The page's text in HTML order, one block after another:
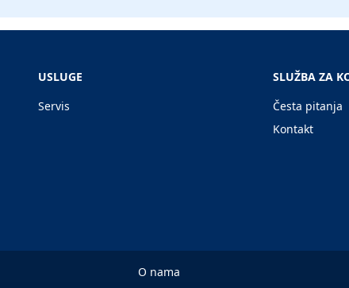
USLUGE
Servis
SLUŽBA ZA
Česta pitanja
Kontakt
O nama